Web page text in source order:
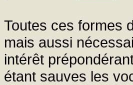
Toutes ces formes
mais aussi
intérêt
étant sauves les